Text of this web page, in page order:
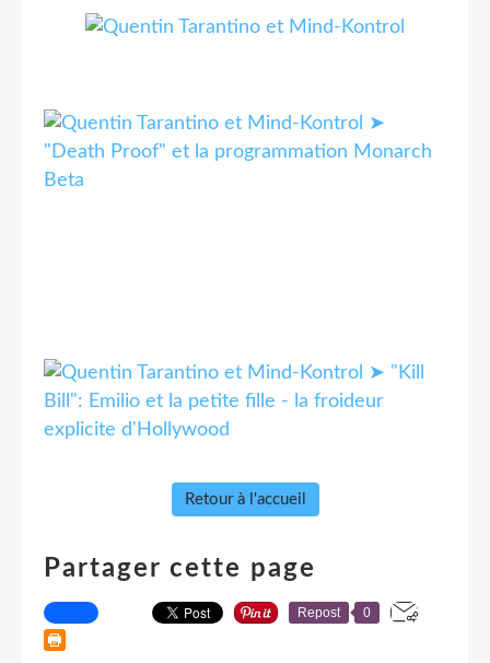
➤
"Death Proof" et la programmation Monarch
Beta
➤ "Kill
Bill": Emilio et la petite fille - la froideur
explicite d'Hollywood
Retour à l'accueil
Partager cette page
Repost 0